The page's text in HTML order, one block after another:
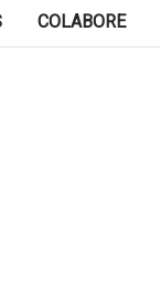
COLABORE